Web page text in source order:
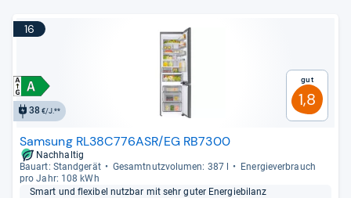
16
38€/J.**
Gut
1,8
Samsung RL38C776ASR/EG RB7300
Nachhaltig
Bau­art: Stand­ge­rät
Gesamt­nutz­vo­lu­men: 387 l
Ener­gie­ver­brauch
pro Jahr: 108 kWh
Smart und fle­xi­bel nutz­bar mit sehr guter Ener­gie­bi­lanz